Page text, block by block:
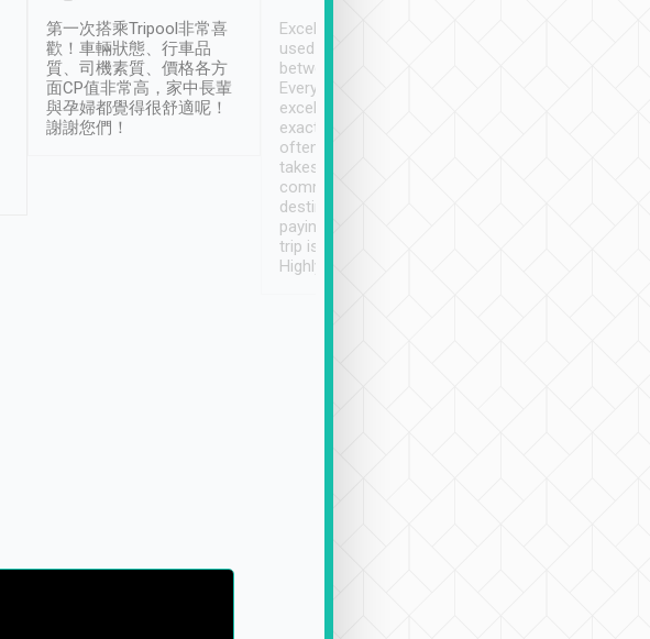
第一次搭乘Tripool非常喜
歡！車輛狀態、行車品
質、司機素質、價格各方
面CP值非常高，家中長輩
與孕婦都覺得很舒適呢！
謝謝您們！
Excellent service. We have
used Tripool to travel
between cities in Taiwan.
Every driver has been
excellent and arrives
exactly on time. As there is
often limited English it
takes the difficulty out of
communicating the
destination details and
paying online prior to the
trip is very convenient.
Highly recommended